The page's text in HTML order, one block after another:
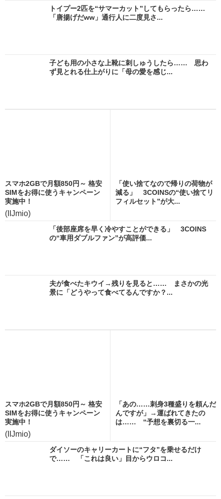
トイプー2匹を“サマーカット”してもらったら……
「唐揚げだww」通行人に二度見さ...
子ども用の小さな上靴に刺しゅうしたら…… 思わ
ず見とれる仕上がりに「母の愛を感じ...
スマホ2GBで月額850円～ 格安
SIMをお得に使うキャンペーン
実施中！
(IIJmio)
「使い捨てなので帰りの荷物が
減る」 3COINSの“使い捨てリ
フィルセット”が大...
「後部座席を早く冷やすことができる」 3COINS
の“車用ダブルファン”が高評価...
夫が食べたキウイ→残りを見ると…… まさかの光
景に「どうやって食べてるんですか？...
スマホ2GBで月額850円～ 格安
SIMをお得に使うキャンペーン
実施中！
(IIJmio)
「あの……刺身3種盛りを頼んだ
んですが」→運ばれてきたの
は…… “予想を裏切る一...
ダイソーのキャリーカートに“フタ”を乗せるだけ
で…… 「これは良い」目からウロコ...